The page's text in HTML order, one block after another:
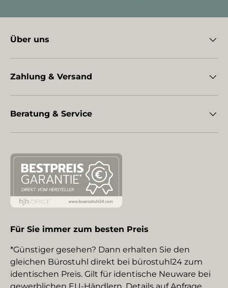
Über uns
Zahlung & Versand
Beratung & Service
Für Sie immer zum besten Preis
*Günstiger gesehen? Dann erhalten Sie den
gleichen Bürostuhl direkt bei bürostuhl24 zum
identischen Preis. Gilt für identische Neuware bei